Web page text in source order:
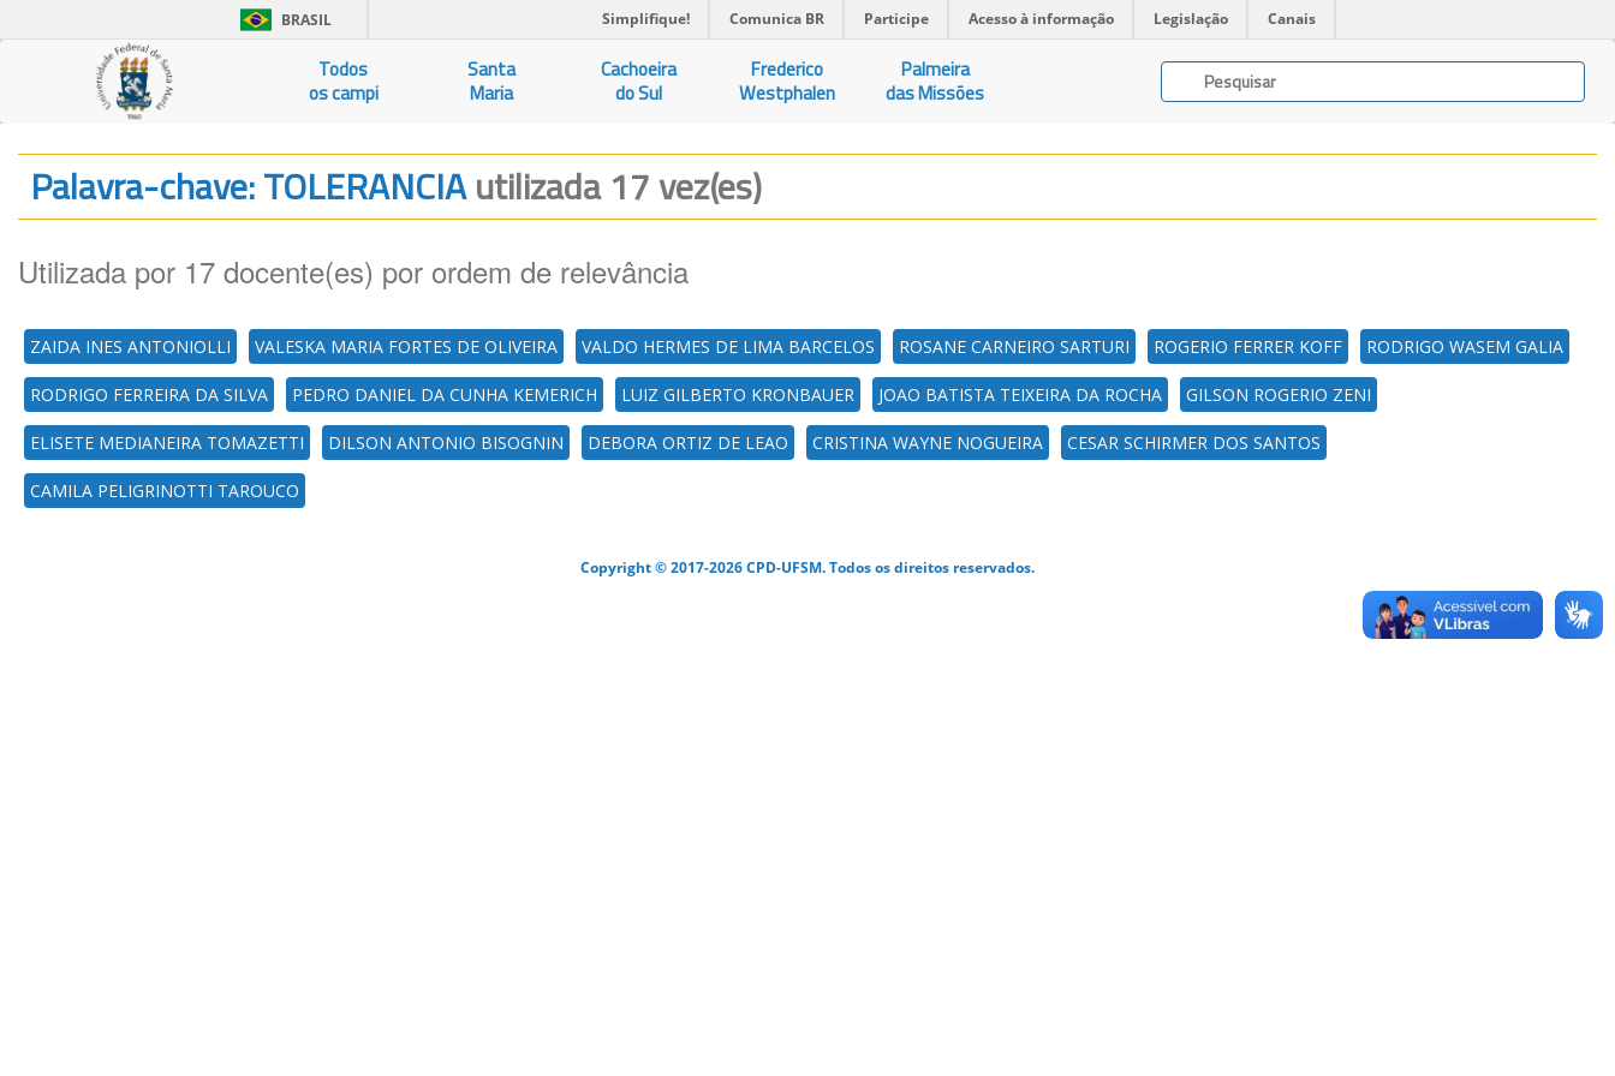
BRASIL Simplifique! Comunica BR Participe Acesso à informação Legislação Canais
Todos
os campi
Santa
Maria
Cachoeira
do Sul
Frederico
Westphalen
Palmeira
das Missões
Palavra-chave: TOLERANCIAutilizada 17 vez(es)
Utilizada por 17 docente(es) por ordem de relevância
ZAIDA INES ANTONIOLLI VALESKA MARIA FORTES DE OLIVEIRA VALDO HERMES DE LIMA BARCELOS ROSANE CARNEIRO SARTURI ROGERIO FERRER KOFF RODRIGO WASEM GALIA
RODRIGO FERREIRA DA SILVA PEDRO DANIEL DA CUNHA KEMERICH LUIZ GILBERTO KRONBAUER JOAO BATISTA TEIXEIRA DA ROCHA GILSON ROGERIO ZENI
ELISETE MEDIANEIRA TOMAZETTI DILSON ANTONIO BISOGNIN DEBORA ORTIZ DE LEAO CRISTINA WAYNE NOGUEIRA CESAR SCHIRMER DOS SANTOS
CAMILA PELIGRINOTTI TAROUCO
Copyright © 2017-2026 CPD-UFSM. Todos os direitos reservados.